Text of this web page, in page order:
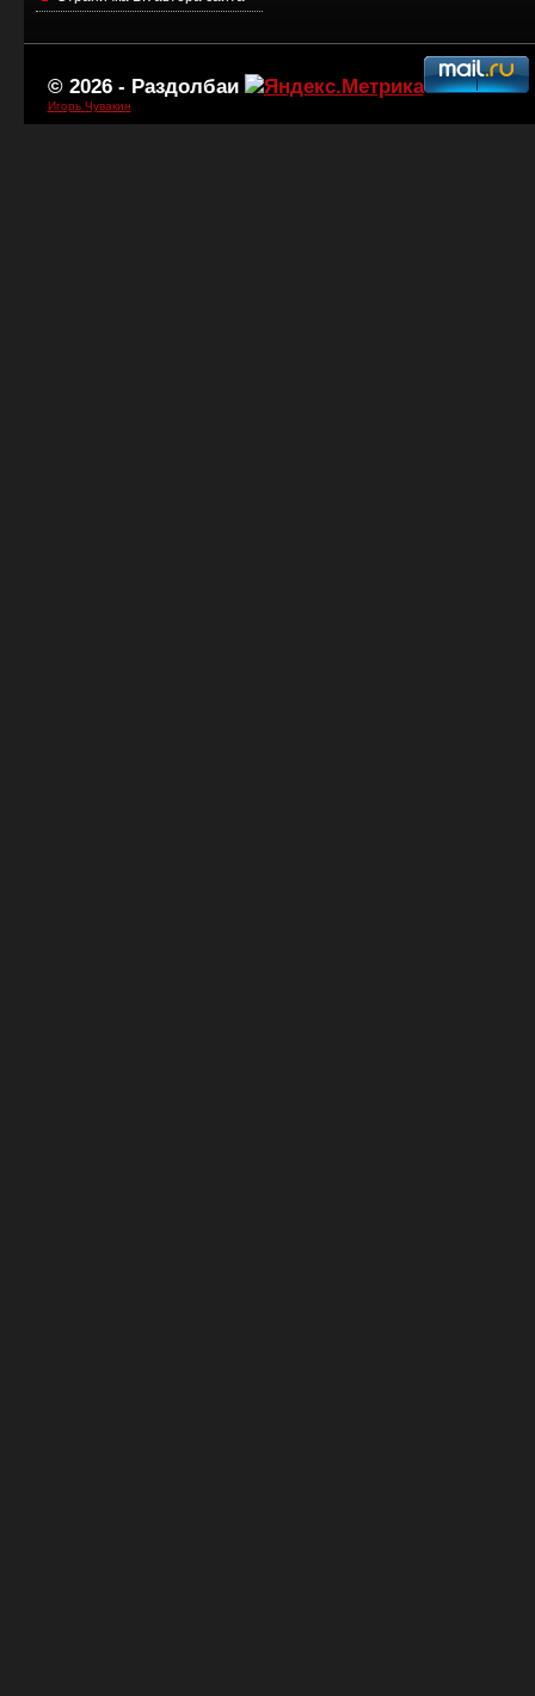
© 2026 - Раздолбаи
Игорь Чувакин